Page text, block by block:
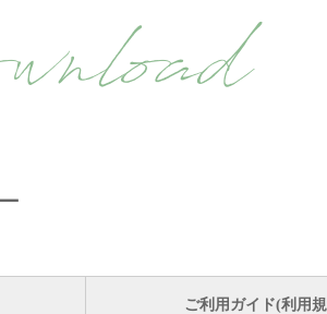
ご利用ガイド(利用